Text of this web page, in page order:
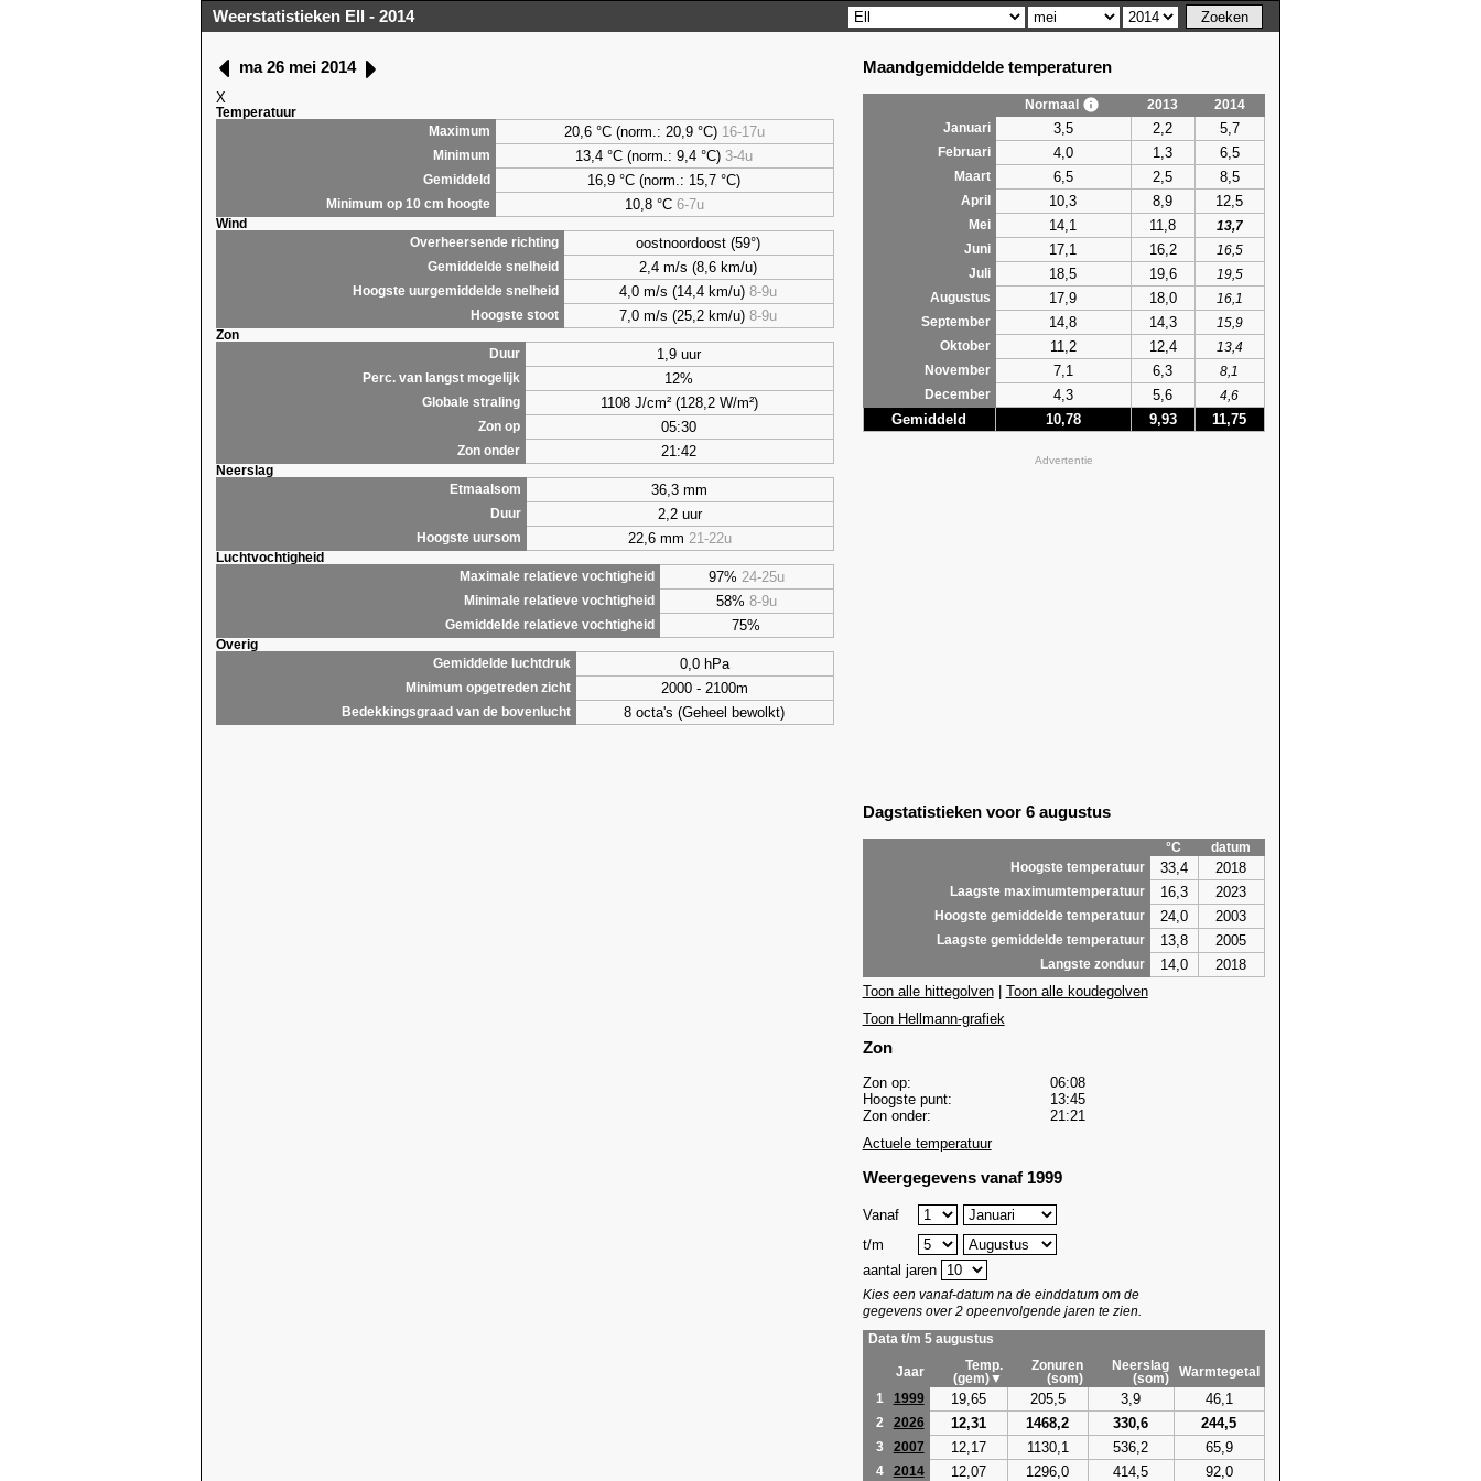
Weerstatistieken Ell - 2014
ma 26 mei 2014
X
Temperatuur
Maximum
20,6 °C (norm.: 20,9 °C) 16-17u
Minimum 13,4 °C (norm.: 9,4 °C) 3-4u
Gemiddeld 16,9 °C (norm.: 15,7 °C)
Minimum op 10 cm hoogte 10,8 °C 6-7u
Wind
Overheersende richting
oostnoordoost (59°)
Gemiddelde snelheid 2,4 m/s (8,6 km/u)
Hoogste uurgemiddelde snelheid 4,0 m/s (14,4 km/u)8-9u
Hoogste stoot 7,0 m/s (25,2 km/u)8-9u
Zon
Duur
1,9 uur
Perc. van langst mogelijk 12%
Globale straling 1108 J/cm² (128,2 W/m²)
Zon op 05:30
Zon onder 21:42
Neerslag
Etmaalsom
36,3 mm
Duur 2,2 uur
Hoogste uursom 22,6 mm 21-22u
Luchtvochtigheid
Maximale relatieve vochtigheid
97% 24-25u
Minimale relatieve vochtigheid 58% 8-9u
Gemiddelde relatieve vochtigheid 75%
Overig
Gemiddelde luchtdruk
0,0 hPa
Minimum opgetreden zicht 2000 - 2100m
Bedekkingsgraad van de bovenlucht 8 octa's (Geheel bewolkt)
Maandgemiddelde temperaturen
Normaal 2013
2014
Januari
3,5 2,2 5,7
Februari 4,0 1,3 6,5
Maart 6,5 2,5 8,5
April 10,3 8,9 12,5
Mei 14,1 11,8
13,7
Juni
17,1 16,2
16,5
Juli
18,5 19,6
19,5
Augustus
17,9 18,0
16,1
September
14,8 14,3
15,9
Oktober
11,2 12,4
13,4
November
7,1 6,3
8,1
December
4,3 5,6 4,6
Gemiddeld 10,78 9,93 11,75
Advertentie
Dagstatistieken voor 6 augustus
°C
datum
Hoogste temperatuur
33,4 2018
Laagste maximumtemperatuur 16,3 2023
Hoogste gemiddelde temperatuur 24,0 2003
Laagste gemiddelde temperatuur 13,8 2005
Langste zonduur 14,0
2018
Toon alle hittegolven| Toon alle koudegolven
Toon Hellmann-grafiek
Zon
Zon op:
06:08
Hoogste punt:
13:45
Zon onder:
21:21
Actuele temperatuur
Weergegevens vanaf 1999
Vanaf
t/m
aantal jaren
Kies een vanaf-datum na de einddatum om de
gegevens over 2 opeenvolgende jaren te zien.
Data t/m 5 augustus
Jaar
Temp.
(gem)▼
Zonuren
(som)
Neerslag
(som)
Warmtegetal
1
1999 19,65 205,5 3,9 46,1
2 2026 12,31 1468,2 330,6 244,5
3 2007 12,17 1130,1 536,2 65,9
4 2014 12,07 1296,0 414,5 92,0